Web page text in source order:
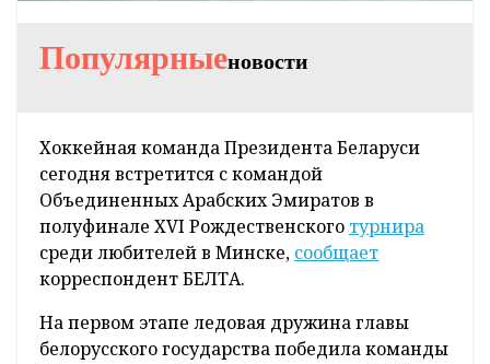
Популярныеновости
Хоккейная команда Президента Беларуси
сегодня встретится с командой
Объединенных Арабских Эмиратов в
полуфинале XVI Рождественского турнира
среди любителей в Минске, сообщает
корреспондент БЕЛТА.
На первом этапе ледовая дружина главы
белорусского государства победила команды